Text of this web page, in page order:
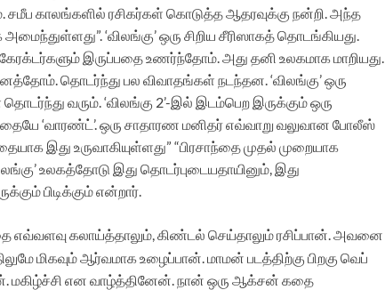
காலங்களில் ரசிகர்கள் கொடுத்த ஆதரவுக்கு நன்றி. அந்த
‘விலங்கு’ ஒரு சிறிய சீரிஸாகத் தொடங்கியது.
இருப்பதை உணர்ந்தோம். அது தனி உலகமாக மாறியது.
தொடர்ந்து பல விவாதங்கள் நடந்தன. ‘விலங்கு’ ஒரு
வரும். ‘விலங்கு 2’-இல் இடம்பெற இருக்கும் ஒரு
‘வாரண்ட்’. ஒரு சாதாரண மனிதர் எவ்வாறு வலுவான போலீஸ்
இது உருவாகியுள்ளது” “பிரசாந்தை முதல் முறையாக
உலகத்தோடு இது தொடர்புடையதாயினும், இது
பிடிக்கும் என்றார்.
எவ்வளவு கலாய்த்தாலும், கிண்டல் செய்தாலும் ரசிப்பான். அவனை
மிகவும் ஆர்வமாக உழைப்பான். மாமன் படத்திற்கு பிறகு வெப்
மகிழ்ச்சி என வாழ்த்தினேன். நான் ஒரு ஆக்சன் கதை